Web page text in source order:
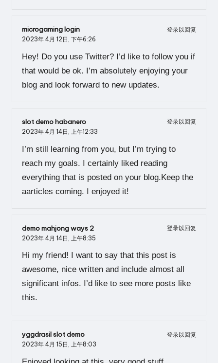
microgaming login
登录以回复
2023年 4月 12日, 下午6:26
Hey! Do you use Twitter? I’d like to follow you if
that would be ok. I’m absolutely enjoying your
blog and look forward to new updates.
slot demo habanero
登录以回复
2023年 4月 14日,
上午12:33
I’m still learning from you, but I’m trying to
reach my goals. I certainly liked reading
everything that is posted on your blog.Keep the
aarticles coming. I enjoyed it!
demo mahjong ways 2
登录以回复
2023年 4月 14日,
上午8:35
Hi my friend! I want to say that this post is
awesome, nice written and include almost all
significant infos. I’d like to see more posts like
this.
yggdrasil slot demo
登录以回复
2023年 4月 15日, 上午8:03